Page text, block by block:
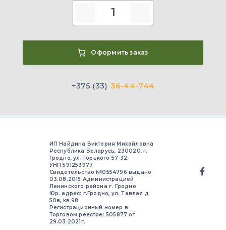
Оформить заказ
+375 (33) 36-44-744
ИП Найдина Виктория Михайловна
Республика Беларусь, 230020, г.
Гродно, ул. Горького 57-32
УНП 591253977
Свидетельство №0554796 выдано
03.08.2015 Администрацией
Ленинского района г. Гродно
Юр. адрес: г.Гродно, ул. Тавлая д
50в, кв 98
Регистрационный номер в
Торговом реестре: 505877 от
29.03.2021г.